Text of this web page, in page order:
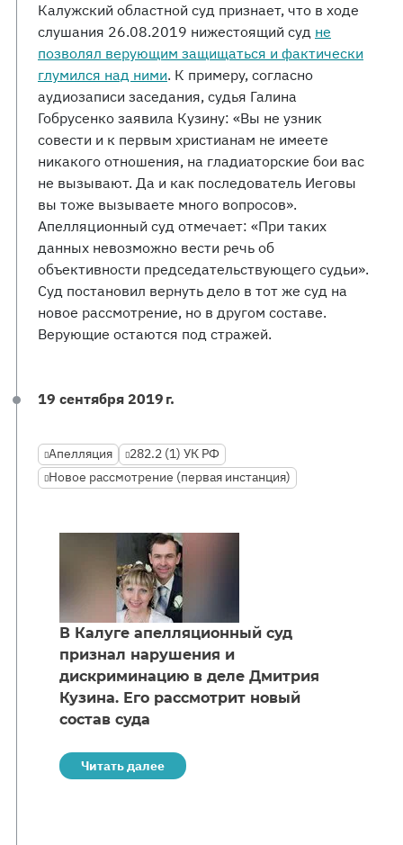
Калужский областной суд признает, что в ходе
слушания 26.08.2019 нижестоящий суд не
позволял верующим защищаться и фактически
глумился над ними. К примеру, согласно
аудиозаписи заседания, судья Галина
Гобрусенко заявила Кузину: «Вы не узник
совести и к первым христианам не имеете
никакого отношения, на гладиаторские бои вас
не вызывают. Да и как последователь Иеговы
вы тоже вызываете много вопросов».
Апелляционный суд отмечает: «При таких
данных невозможно вести речь об
объективности председательствующего судьи».
Суд постановил вернуть дело в тот же суд на
новое рассмотрение, но в другом составе.
Верующие остаются под стражей.
19 сентября 2019 г.
Апелляция
282.2 (1) УК РФ
Новое рассмотрение (первая инстанция)
В Калуге апелляционный суд
признал нарушения и
дискриминацию в деле Дмитрия
Кузина. Его рассмотрит новый
состав суда
Читать далее